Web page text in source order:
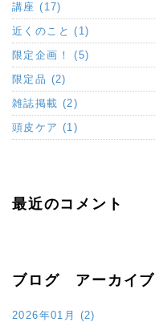
講座 (17)
近くのこと (1)
限定企画！ (5)
限定品 (2)
雑誌掲載 (2)
頭皮ケア (1)
最近のコメント
ブログ アーカイブ
2026年01月 (2)